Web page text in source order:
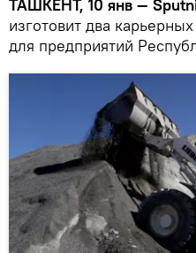
ТАШКЕНТ, 10 янв —
изготовит два
для предприятий